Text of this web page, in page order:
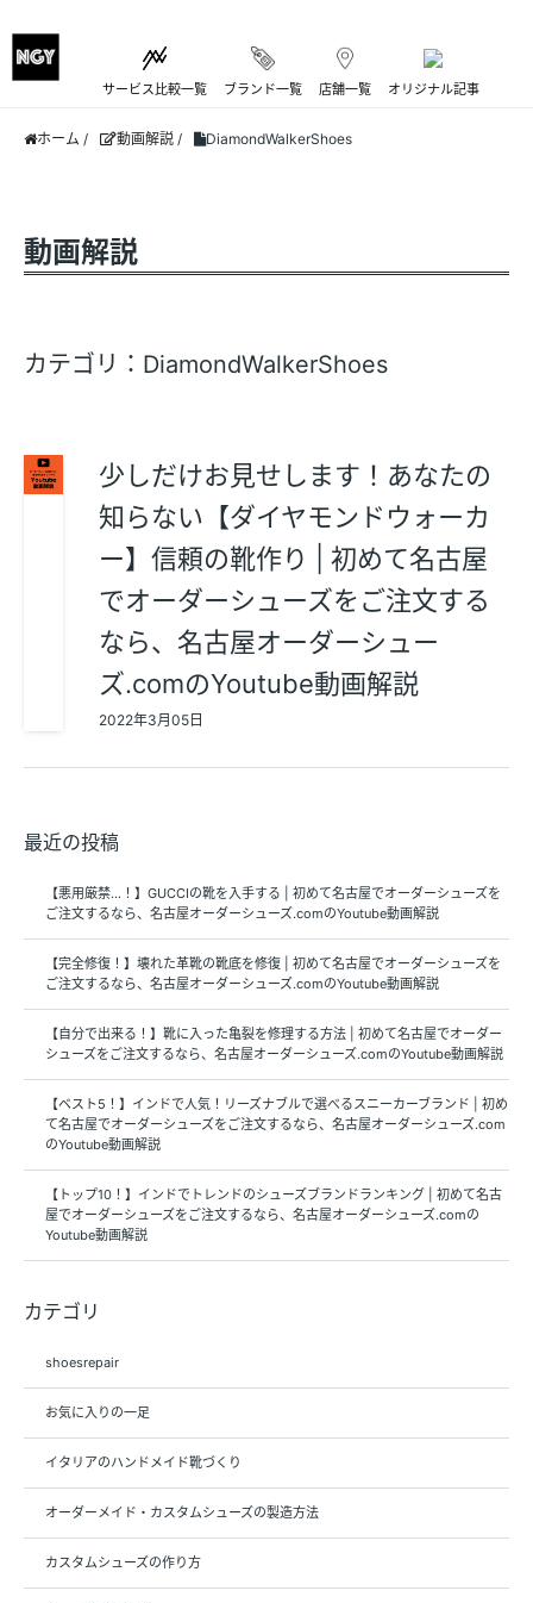
サービス比較一覧 ブランド一覧 店舗一覧 オリジナル記事
ホーム / 動画解説 / DiamondWalkerShoes
動画解説
カテゴリ：DiamondWalkerShoes
少しだけお見せします！あなたの
知らない【ダイヤモンドウォーカ
ー】信頼の靴作り | 初めて名古屋
でオーダーシューズをご注文する
なら、名古屋オーダーシュー
ズ.comのYoutube動画解説
2022年3月05日
最近の投稿
【悪用厳禁…！】GUCCIの靴を入手する | 初めて名古屋でオーダーシューズを
ご注文するなら、名古屋オーダーシューズ.comのYoutube動画解説
【完全修復！】壊れた革靴の靴底を修復 | 初めて名古屋でオーダーシューズを
ご注文するなら、名古屋オーダーシューズ.comのYoutube動画解説
【自分で出来る！】靴に入った亀裂を修理する方法 | 初めて名古屋でオーダー
シューズをご注文するなら、名古屋オーダーシューズ.comのYoutube動画解説
【ベスト5！】インドで人気！リーズナブルで選べるスニーカーブランド | 初め
て名古屋でオーダーシューズをご注文するなら、名古屋オーダーシューズ.com
のYoutube動画解説
【トップ10！】インドでトレンドのシューズブランドランキング | 初めて名古
屋でオーダーシューズをご注文するなら、名古屋オーダーシューズ.comの
Youtube動画解説
カテゴリ
shoesrepair
お気に入りの一足
イタリアのハンドメイド靴づくり
オーダーメイド・カスタムシューズの製造方法
カスタムシューズの作り方